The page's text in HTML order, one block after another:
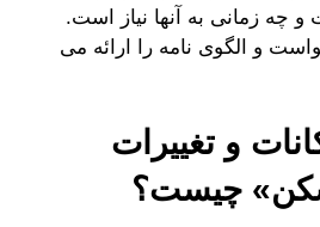
و چه زمانی به آنها نیاز است.
و الگوی نامه را ارائه می
و تغییرات
چیست؟